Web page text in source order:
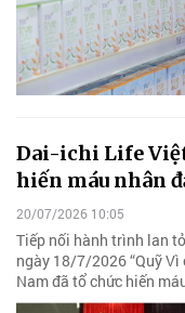
Dai-ichi Life
hiến máu nhân
20/07/2026 10:05
Tiếp nối hành trình lan
ngày 18/7/2026 “Quỹ
Nam đã tổ chức hiến